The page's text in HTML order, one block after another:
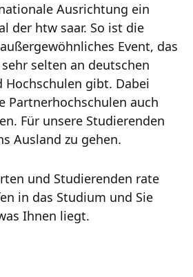
Ausrichtung ein
der htw saar. So ist die
Event, das
selten an deutschen
Hochschulen gibt. Dabei
Partnerhochschulen auch
Für unsere Studierenden
Ausland zu gehen.
und Studierenden rate
in das Studium und Sie
Ihnen liegt.